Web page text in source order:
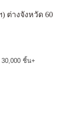
ต่างจังหวัด 60
ชิ้น+